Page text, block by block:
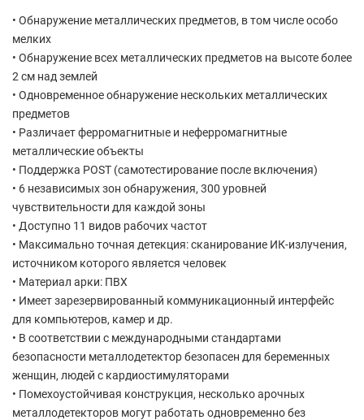
• Обнаружение металлических предметов, в том числе особо
мелких
• Обнаружение всех металлических предметов на высоте более
2 см над землей
• Одновременное обнаружение нескольких металлических
предметов
• Различает ферромагнитные и неферромагнитные
металлические объекты
• Поддержка POST (самотестирование после включения)
• 6 независимых зон обнаружения, 300 уровней
чувствительности для каждой зоны
• Доступно 11 видов рабочих частот
• Максимально точная детекция: сканирование ИК-излучения,
источником которого является человек
• Материал арки: ПВХ
• Имеет зарезервированный коммуникационный интерфейс
для компьютеров, камер и др.
• В соответствии с международными стандартами
безопасности металлодетектор безопасен для беременных
женщин, людей с кардиостимуляторами
• Помехоустойчивая конструкция, несколько арочных
металлодетекторов могут работать одновременно без